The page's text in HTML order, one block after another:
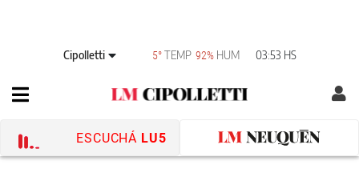
Cipolletti 5° TEMP 92% HUM 03:53 HS
ESCUCHÁ LU5